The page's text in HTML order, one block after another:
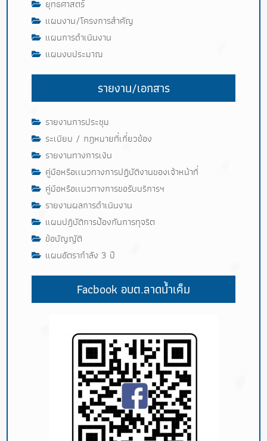
ยุทธศาสตร์
แผนงาน/โครงการสำคัญ
แผนการดำเนินงาน
แผนงบประมาณ
รายงาน/เอกสาร
รายงานการประชุม
ระเบียบ / กฎหมายที่เกี่ยวข้อง
รายงานทางการเงิน
คู่มือหรือเเนวทางการปฏิบัติงานของเจ้าหน้าที่
คู่มือหรือเเนวทางการขอรับบริการฯ
รายงานผลการดำเนินงาน
แผนปฎิบัติการป้องกันการทุจริต
ข้อบัญญัติ
แผนอัตรากำลัง 3 ปี
Facbook อบต.ลาดน้ำเค็ม